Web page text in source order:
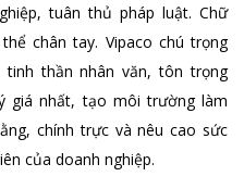
tuân thủ pháp luật. Chữ
chân tay. Vipaco chú trọng
thần nhân văn, tôn trọng
giá nhất, tạo môi trường làm
chính trực và nêu cao sức
của doanh nghiệp.